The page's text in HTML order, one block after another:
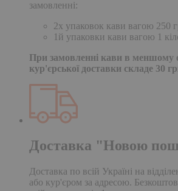
замовленні:
2х упаковок кави вагою 250
1й упаковки кави вагою 1
При замовленні кави в меншому
кур'єрської доставки складе 30
Доставка "Новою
Доставка по всій Україні на
або кур'єром за адресою.